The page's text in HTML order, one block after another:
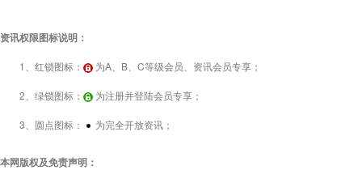
资讯权限图标说明：
1、红锁图标： 为A、B、C等级会员、资讯会员专享；
2、绿锁图标： 为注册并登陆会员专享；
3、圆点图标： 为完全开放资讯；
本网版权及免责声明：